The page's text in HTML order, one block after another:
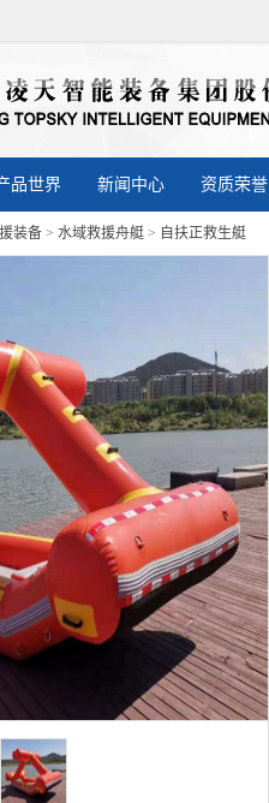
品世界 新闻中心 资质荣誉
装备 > 水域救援舟艇 > 自扶正救生艇